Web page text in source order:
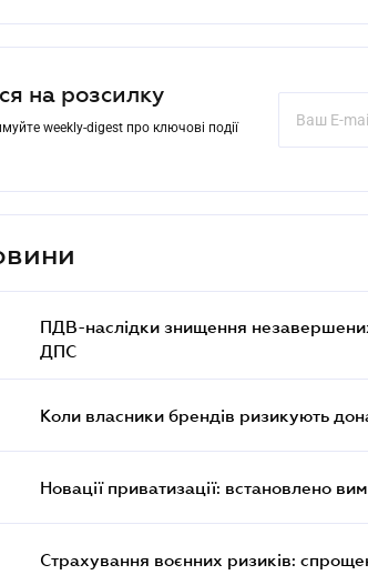
на розсилку
weekly-digest про ключові події
ПДВ-наслідки знищення незавершених
ДПС
Коли власники брендів ризикують
Новації приватизації: встановлено
Страхування воєнних ризиків: